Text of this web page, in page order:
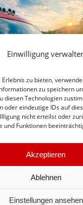
Einwilligung
zu bieten,
zu speichern
diesen Technologien
oder eindeutige IDs auf
nicht erteilst oder
und Funktionen
Akzeptieren
Ablehnen
Einstellungen ansehen
Noviand